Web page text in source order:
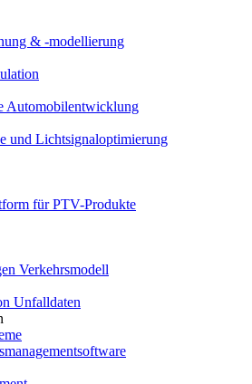
& -modellierung
Automobilentwicklung
und Lichtsignaloptimierung
für PTV-Produkte
Verkehrsmodell
Unfalldaten